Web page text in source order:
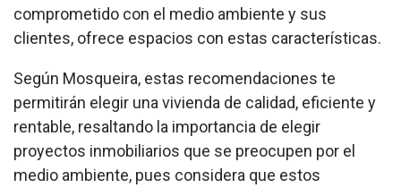
comprometido con el medio ambiente y sus
clientes, ofrece espacios con estas características.
Según Mosqueira, estas recomendaciones te
permitirán elegir una vivienda de calidad, eficiente y
rentable, resaltando la importancia de elegir
proyectos inmobiliarios que se preocupen por el
medio ambiente, pues considera que estos